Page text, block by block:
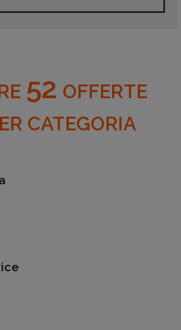
52 OFFERTE
CATEGORIA